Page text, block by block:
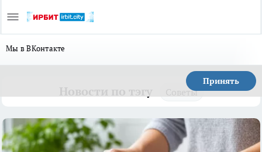
Мы в ВКонтакте
Принять
Советы